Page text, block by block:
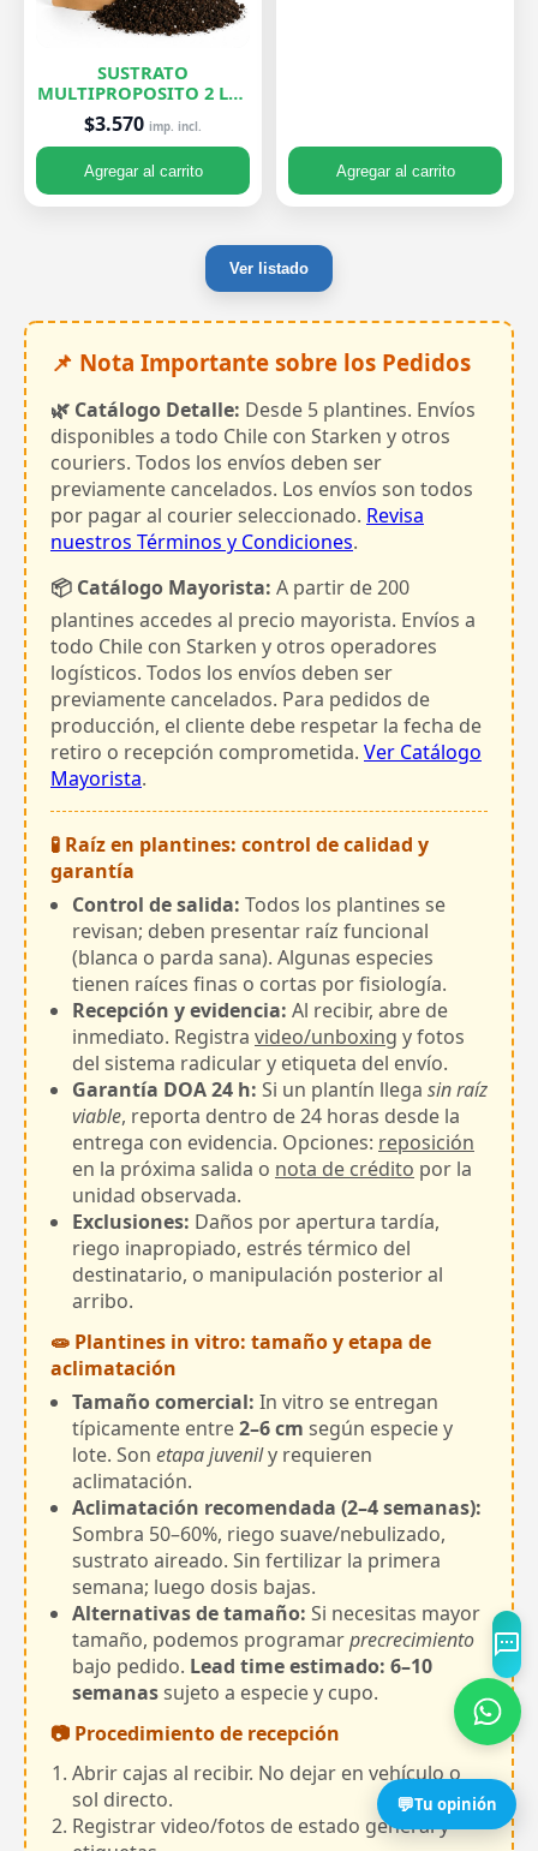
SUSTRATO
MULTIPROPOSITO 2 LTS
ROELPLANT
$3.570 imp. incl.
Agregar al carrito Agregar al carrito
Ver listado
📌 Nota Importante sobre los Pedidos
🌿 Catálogo Detalle: Desde 5 plantines. Envíos
disponibles a todo Chile con Starken y otros
couriers. Todos los envíos deben ser
previamente cancelados. Los envíos son todos
por pagar al courier seleccionado. Revisa
nuestros Términos y Condiciones.
📦 Catálogo Mayorista: A partir de 200
plantines accedes al precio mayorista. Envíos a
todo Chile con Starken y otros operadores
logísticos. Todos los envíos deben ser
previamente cancelados. Para pedidos de
producción, el cliente debe respetar la fecha de
retiro o recepción comprometida. Ver Catálogo
Mayorista.
🧪 Raíz en plantines: control de calidad y
garantía
Control de salida: Todos los plantines se
revisan; deben presentar raíz funcional
(blanca o parda sana). Algunas especies
tienen raíces finas o cortas por fisiología.
Recepción y evidencia: Al recibir, abre de
inmediato. Registra video/unboxing y fotos
del sistema radicular y etiqueta del envío.
Garantía DOA 24 h: Si un plantín llega sin raíz
viable, reporta dentro de 24 horas desde la
entrega con evidencia. Opciones: reposición
en la próxima salida o nota de crédito por la
unidad observada.
Exclusiones: Daños por apertura tardía,
riego inapropiado, estrés térmico del
destinatario, o manipulación posterior al
arribo.
🧫 Plantines in vitro: tamaño y etapa de
aclimatación
Tamaño comercial: In vitro se entregan
típicamente entre2–6 cm según especie y
lote. Son etapa juvenily requieren
aclimatación.
Aclimatación recomendada (2–4 semanas):
Sombra 50–60%, riego suave/nebulizado,
sustrato aireado. Sin fertilizar la primera
semana; luego dosis bajas.
Alternativas de tamaño: Si necesitas mayor
tamaño, podemos programarprecrecimiento
bajo pedido. Lead time estimado: 6–10
semanassujeto a especie y cupo.
📷 Procedimiento de recepción
Abrir cajas al recibir. No dejar en vehículo o
sol directo.
Registrar video/fotos de estado general y
💬Tu opinión